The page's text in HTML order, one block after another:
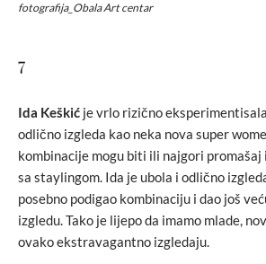
fotografija_Obala Art centar
7
Ida Keškić je vrlo rizično
odlično izgleda kao neka nova super
kombinacije mogu biti ili najgori promašaj
sa staylingom. Ida je ubola i odlično
posebno podigao kombinaciju i dao još
izgledu. Tako je lijepo da imamo mlade,
ovako ekstravagantno izgledaju.